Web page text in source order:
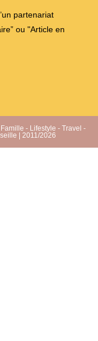
partenariat
ou "Article en
- Lifestyle - Travel -
| 2011/2026